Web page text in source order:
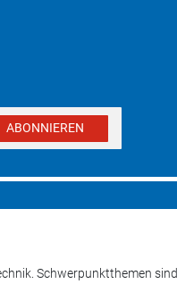
ABONNIEREN
Schwerpunktthemen sind